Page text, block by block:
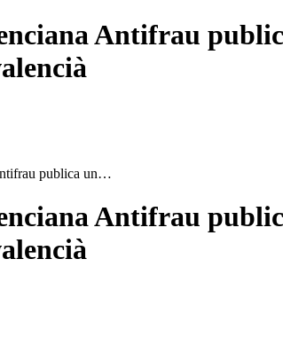
Antifrau
publica un…
Antifrau